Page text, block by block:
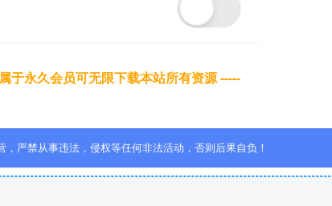
于永久会员可无限下载本站所有资源 -----
严禁从事违法，侵权等任何非法活动，否则后果自负！